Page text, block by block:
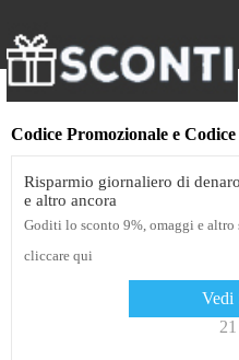
Codice Promozionale e
Risparmio giornaliero di
e altro ancora
Goditi lo sconto 9%, omaggi e altro
cliccare qui
Vedi